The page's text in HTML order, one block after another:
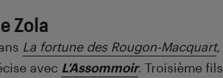
Zola
La fortune des Rougon-Macquart,
avec L’Assommoir. Troisième fils